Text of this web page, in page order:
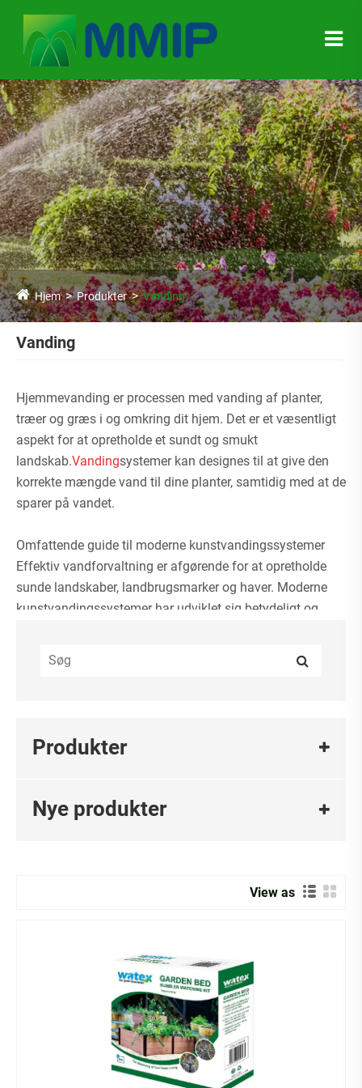
Hjem Produkter Vanding
Vanding
Hjemmevanding er processen med vanding af planter,
træer og græs i og omkring dit hjem. Det er et væsentligt
aspekt for at opretholde et sundt og smukt
landskab.Vandingsystemer kan designes til at give den
korrekte mængde vand til dine planter, samtidig med at de
sparer på vandet.
Omfattende guide til moderne kunstvandingssystemer
Effektiv vandforvaltning er afgørende for at opretholde
sunde landskaber, landbrugsmarker og haver. Moderne
kunstvandingssystemer har udviklet sig betydeligt og
kig på forskellige kunstvandingsteknologier, deres
faktorer som jordtype, klima, plantebehov og
der bruges i dag:
Sprinklervanding: Efterligner nedbør ved at fordele vand
Drypvanding: Leverer vand direkte til plantens rødder via
emittere, hvilket minimerer fordampning og afstrømning.
Overfladevanding: Indebærer oversvømmelse eller furning
af jorden, så vandet kan strømme over jordoverfladen.
Anvendes almindeligvis i landbruget til markafgrøder.
Vanding under overfladen: Placerer vand under
jordoverfladen, hvilket reducerer fordampning og
ukrudtsvækst. Velegnet til græstørv og visse afgrøder.
Produkter
Nye produkter
View as